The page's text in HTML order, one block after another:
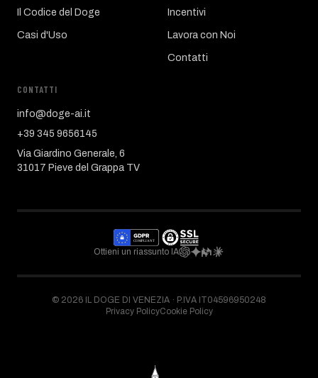
Il Codice del Doge
Casi d'Uso
Incentivi
Lavora con Noi
Contatti
CONTATTI
info@doge-ai.it
+39 345 9656145
Via Giardino Generale, 6
31017 Pieve del Grappa TV
Ottieni un riassunto IA
© 2026 IL DOGE DI VENEZIA · P.IVA IT04596950248
Privacy PolicyCookie Policy